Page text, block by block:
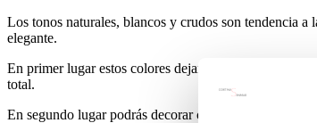
Los tonos naturales, blancos y crudos son tendencia
elegante.
En primer lugar estos colores dejan pasar muy bien la
total.
En segundo lugar podrás decorar con cualquier estilo